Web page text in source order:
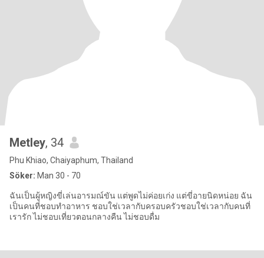
Metley, 34
Phu Khiao, Chaiyaphum, Thailand
Söker: Man 30 - 70
ฉันเป็นผู้หญิงขี่เล่นอารมณ์ขัน แต่พูดไม่ค่อยเก่ง แต่ขี่อายนิดหน่อย ฉัน
เป็นคนที่ชอบทำอาหาร ชอบใช่เวลากับครอบครัวชอบใช่เวลากับคนที่
เรารัก ไม่ชอบเที่ยวตอนกลางคืน ไม่ชอบดื่ม